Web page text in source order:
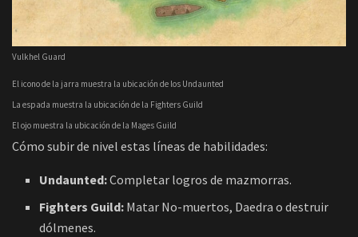
Vulkhel Guard
El icono de la jarra muestra la ubicación de los Undaunted
La espada muestra la ubicación de la Fighters Guild
El ojo muestra la ubicación de la Mages Guild
Cómo subir de nivel estas líneas de habilidades:
Undaunted:Completar logros de mazmorras.
Fighters Guild: Matar No-muertos, Daedra o destruir
dólmenes.